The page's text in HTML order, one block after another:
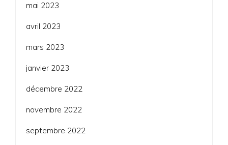
mai 2023
avril 2023
mars 2023
janvier 2023
décembre 2022
novembre 2022
septembre 2022